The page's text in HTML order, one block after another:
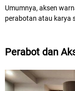
Umumnya, aksen
perabotan atau karya
Perabot dan